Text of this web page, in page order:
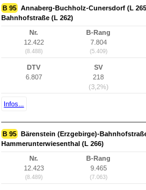
B 95 Annaberg-Buchholz-Cunersdorf (L
Bahnhofstraße (L 262)
Nr.
12.422
(8.488)
B-Rang
7.804
(5.409)
DTV
6.807
SV
218
(3,2%)
Infos...
B 95 Bärenstein (Erzgebirge)-
Hammerunterwiesenthal (L 266)
Nr.
12.423
(8.489)
B-Rang
9.465
(7.063)